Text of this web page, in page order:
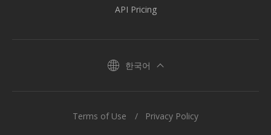
API Pricing
한국어
Terms of Use Privacy Policy